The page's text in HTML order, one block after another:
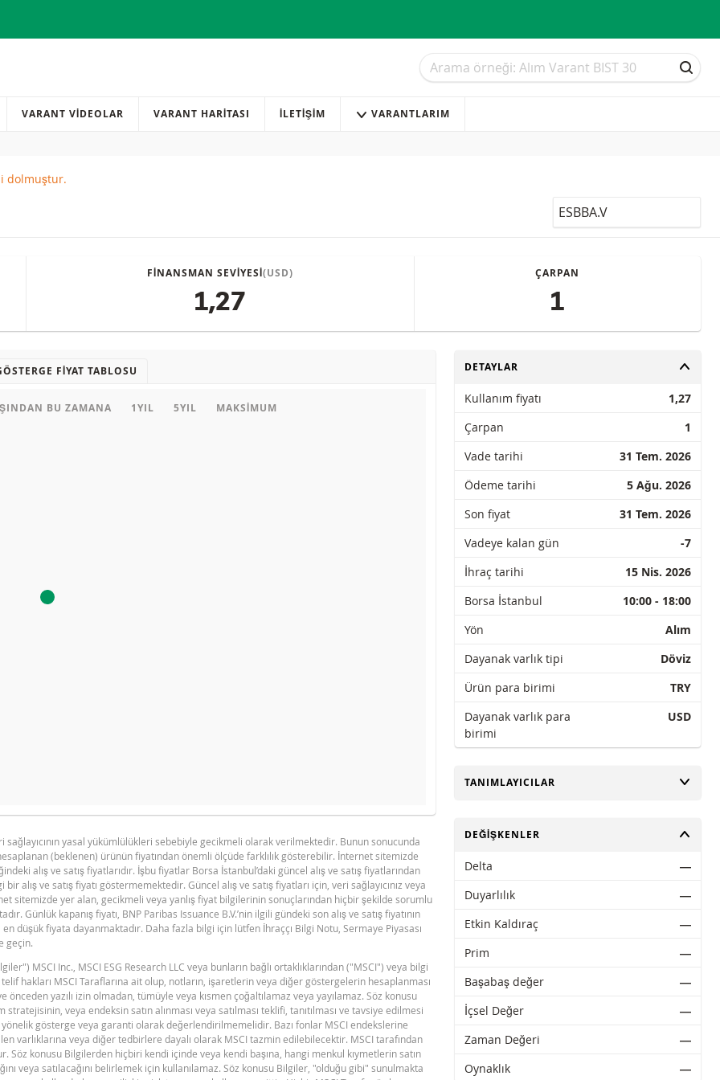
Arama
Arama
VARANT VİDEOLAR VARANT HARİTASI İLETIŞIM VARANTLARIM
dolmuştur.
LocalCode
FINANSMAN SEVIYESI(USD)
1,27
ÇARPAN
1
FIYAT TABLOSU
BU ZAMANA 1YIL 5YIL MAKSIMUM
primi doğru hesaplanamayacak kadar düşüktü, hesap makinesini devre dışı bıraktık.
BNPP SPK ONAYLI SERMAYE PIYASASI
ARACI NOTU (15 NISAN 2026 IHRACI) 1
PDF
BNPP SPK ONAYLI SERMAYE PIYASASI
ARACI NOTU (15 NISAN 2026 IHRACI) 2
yasal yükümlülükleri sebebiyle gecikmeli olarak verilmektedir. Bunun sonucunda
(beklenen) ürünün fiyatından önemli ölçüde farklılık gösterebilir. İnternet sitemizde
alış ve satış fiyatlarıdır. İşbu fiyatlar Borsa İstanbul’daki güncel alış ve satış fiyatlarından
ve satış fiyatı göstermemektedir. Güncel alış ve satış fiyatları için, veri sağlayıcınız veya
sitemizde yer alan, gecikmeli veya yanlış fiyat bilgilerinin sonuçlarından hiçbir şekilde sorumlu
Günlük kapanış fiyatı, BNP Paribas Issuance B.V.’nin ilgili gündeki son alış ve satış fiyatının
düşük fiyata dayanmaktadır. Daha fazla bilgi için lütfen İhraççı Bilgi Notu, Sermaye Piyasası
geçin.
MSCI Inc., MSCI ESG Research LLC veya bunların bağlı ortaklıklarından ("MSCI") veya bilgi
hakları MSCI Taraflarına ait olup, notların, işaretlerin veya diğer göstergelerin hesaplanması
yazılı izin olmadan, tümüyle veya kısmen çoğaltılamaz veya yayılamaz. Söz konusu
veya endeksin satın alınması veya satılması teklifi, tanıtılması ve tavsiye edilmesi
gösterge veya garanti olarak değerlendirilmemelidir. Bazı fonlar MSCI endekslerine
varlıklarına veya diğer tedbirlere dayalı olarak MSCI tazmin edilebilecektir. MSCI tarafından
konusu Bilgilerden hiçbiri kendi içinde veya kendi başına, hangi menkul kıymetlerin satın
veya satılacağını belirlemek için kullanılamaz. Söz konusu Bilgiler, "olduğu gibi" sunulmakta
AÇ
DETAYLAR
Kullanım fiyatı
1,27
Çarpan
1
Vade tarihi
31 Tem. 2026
Ödeme tarihi
5 Ağu. 2026
Son fiyat
31 Tem. 2026
Vadeye kalan gün
-7
İhraç tarihi
15 Nis. 2026
Borsa İstanbul
10:00 - 18:00
Yön
Alım
Dayanak varlık tipi
Döviz
Ürün para birimi
TRY
Dayanak varlık para
birimi
USD
AÇ
TANIMLAYICILAR
AÇ
DEĞIŞKENLER
Delta
―
Duyarlılık
―
Etkin Kaldıraç
―
Prim
―
Başabaş değer
―
İçsel Değer
―
Zaman Değeri
―
Oynaklık
―